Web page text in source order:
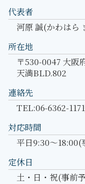
代表者
河原 誠(かわはら
所在地
〒530-0047 大阪
天満BLD.802
連絡先
TEL:06-6362-
対応時間
平日9:30～18:00(
定休日
土・日・祝(事前